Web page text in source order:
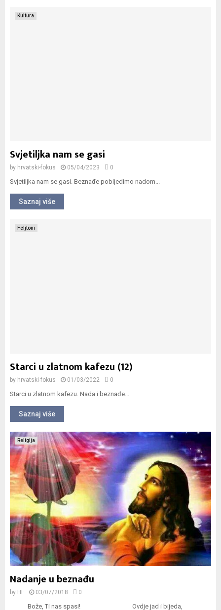
Kultura
Svjetiljka nam se gasi
by hrvatski-fokus 05/04/2023 0
Svjetiljka nam se gasi. Beznađe pobijedimo nadom...
Saznaj više
Feljtoni
Starci u zlatnom kafezu (12)
by hrvatski-fokus 01/03/2022 0
Starci u zlatnom kafezu. Nada i beznađe...
Saznaj više
Religija
Nadanje u beznađu
by HF 03/07/2018 0
Bože, Ti nas spasi! Ovdje jad i bijeda,